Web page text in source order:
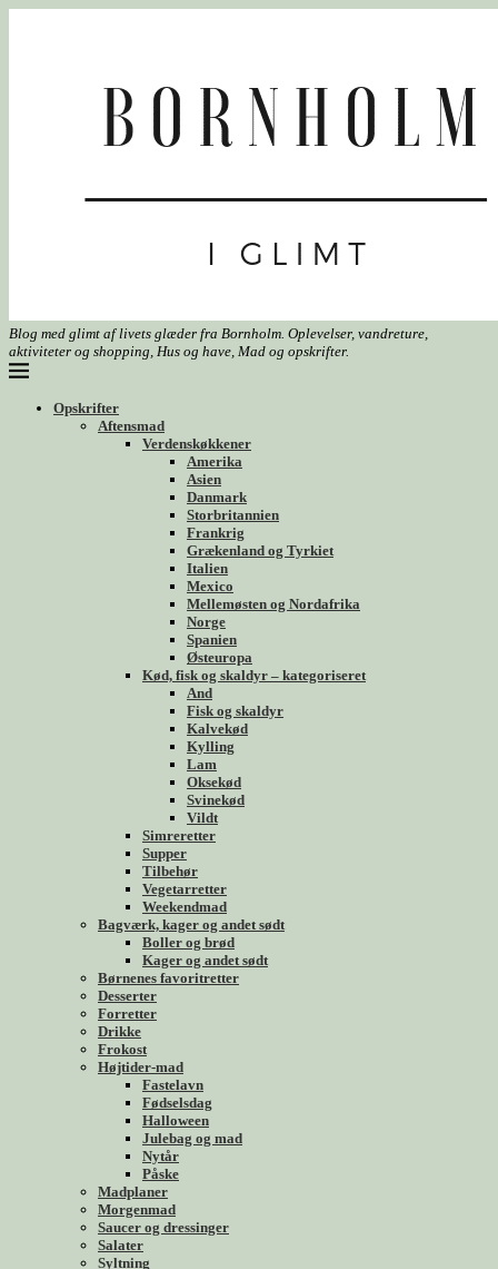
Blog med glimt af livets glæder fra Bornholm. Oplevelser, vandreture,
aktiviteter og shopping, Hus og have, Mad og opskrifter.
Opskrifter
Aftensmad
Verdenskøkkener
Amerika
Asien
Danmark
Storbritannien
Frankrig
Grækenland og Tyrkiet
Italien
Mexico
Mellemøsten og Nordafrika
Norge
Spanien
Østeuropa
Kød, fisk og skaldyr – kategoriseret
And
Fisk og skaldyr
Kalvekød
Kylling
Lam
Oksekød
Svinekød
Vildt
Simreretter
Supper
Tilbehør
Vegetarretter
Weekendmad
Bagværk, kager og andet sødt
Boller og brød
Kager og andet sødt
Børnenes favoritretter
Desserter
Forretter
Drikke
Frokost
Højtider-mad
Fastelavn
Fødselsdag
Halloween
Julebag og mad
Nytår
Påske
Madplaner
Morgenmad
Saucer og dressinger
Salater
Syltning